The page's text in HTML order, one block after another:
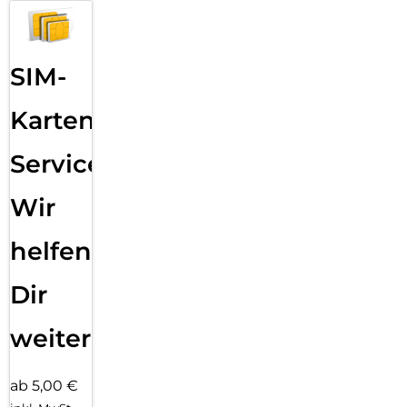
Dual-SIM-Funktion:
Das Galaxy Tab Active5 verfügt über zusätzliche eSIM-
Arbeit und den persönlichen Gebrauch getrennt werden
können. Benutzer innen können auch nahtlos zwischen eSIM
und physischer SIM wechseln, wenn Sie zwei
Mobilfunkverträge aktiviert haben.
Programmierbare Taste und Barcode-Scannen mit Knox
Capture:
Mit der Funktionstaste an der Seite können ausgewählte
effizienter gearbeitet werden kann. Kuriere z.B. können leicht
Lieferscheine scannen, indem sie die Taste drücken, um die
Datenerfassung mit Knox Capture bequem zu starten.
Der Samsung Exynos 1380-Prozessor sorgt für eine starke
Active5 ist mit 6 GB Arbeitsspeicher und 128 GB internem
Speicher ausgestattet. Zusätzlich lässt sich die
SIM-
Karten
Service:
Wir
helfen
Dir
weiter
ab 5,00 €